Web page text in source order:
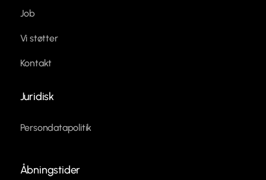
Job
Vi støtter
Kontakt
Juridisk
Persondatapolitik
Åbningstider